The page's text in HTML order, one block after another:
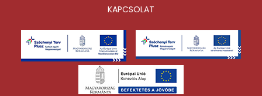
KAPCSOLAT